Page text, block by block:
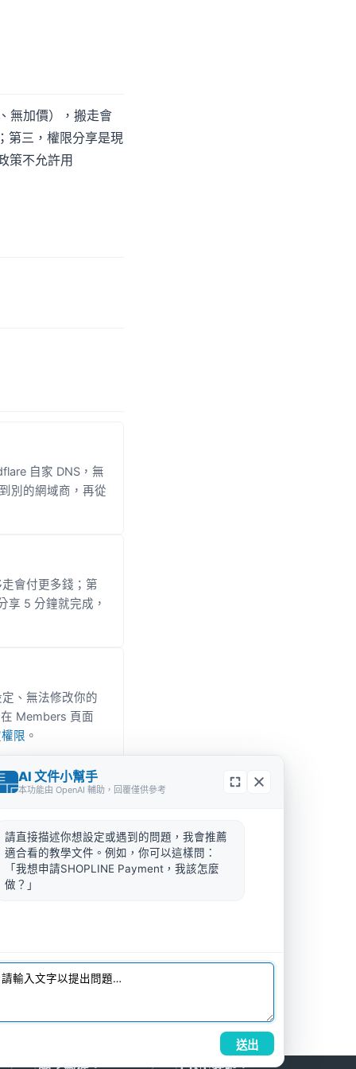
無加價），搬走會
第三，權限分享是現
策不允許用
自家 DNS，無
別的網域商，再從
會付更多錢；第
享 5 分鐘就完成，
、無法修改你的
Members 頁面
限 。
確保網站全程
Nameserver 設定
AI 文件小幫手
本功能由 OpenAI 輔助，回覆僅供參考
請直接描述你想設定或遇到的問題，我會推薦
適合看的教學文件。例如，你可以這樣問：
「我想申請SHOPLINE Payment，我該怎麼
做？」
送出